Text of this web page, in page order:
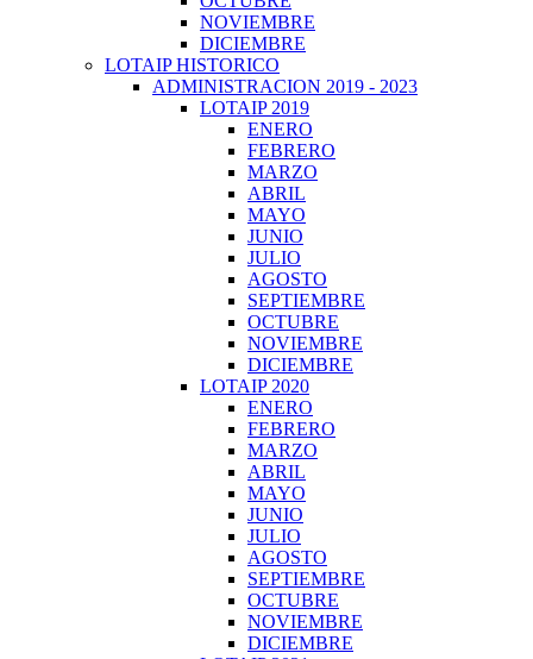
NOVIEMBRE
DICIEMBRE
LOTAIP HISTORICO
ADMINISTRACION 2019 - 2023
LOTAIP 2019
ENERO
FEBRERO
MARZO
ABRIL
MAYO
JUNIO
JULIO
AGOSTO
SEPTIEMBRE
OCTUBRE
NOVIEMBRE
DICIEMBRE
LOTAIP 2020
ENERO
FEBRERO
MARZO
ABRIL
MAYO
JUNIO
JULIO
AGOSTO
SEPTIEMBRE
OCTUBRE
NOVIEMBRE
DICIEMBRE